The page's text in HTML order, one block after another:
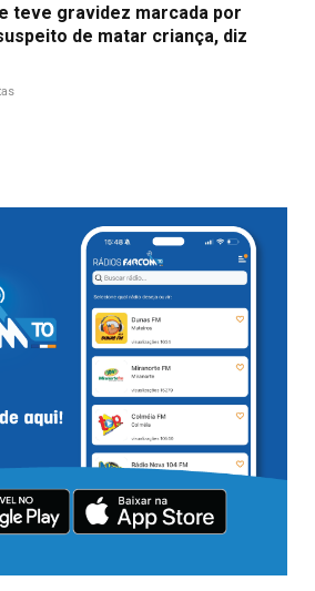
teve gravidez marcada por
de matar criança, diz